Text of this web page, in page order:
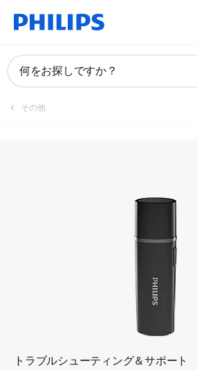
何をお探しですか？
その他
トラブルシューティング＆サポート